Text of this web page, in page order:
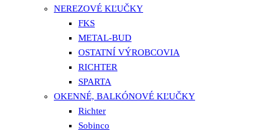
NEREZOVÉ KĽUČKY
FKS
METAL-BUD
OSTATNÍ VÝROBCOVIA
RICHTER
SPARTA
OKENNÉ, BALKÓNOVÉ KĽUČKY
Richter
Sobinco